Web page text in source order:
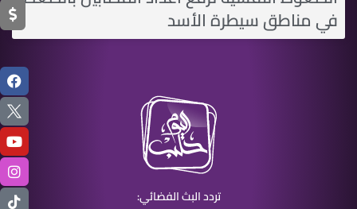
في مناطق سيطرة الأسد
تردد البث الفضائي: